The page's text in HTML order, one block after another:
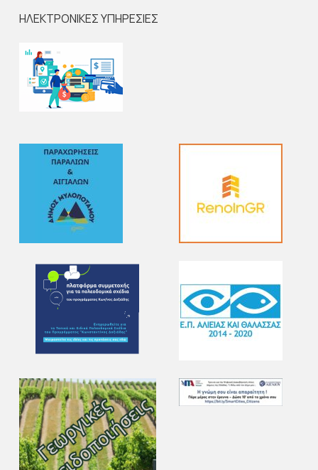
ΗΛΕΚΤΡΟΝΙΚΕΣ ΥΠΗΡΕΣΙΕΣ